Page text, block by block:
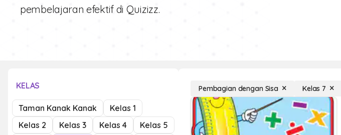
pembelajaran efektif di Quizizz.
KELAS
Taman Kanak Kanak
Kelas 1
Kelas 2
Kelas 3 Kelas 4
Kelas 5
Pembagian dengan Sisa Kelas 7